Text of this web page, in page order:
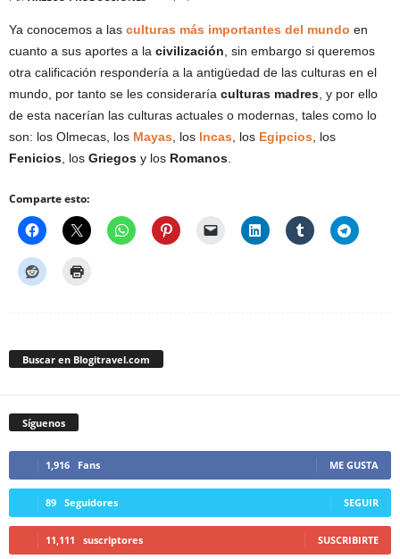
Ya conocemos a las culturas más importantes del mundo en
cuanto a sus aportes a la civilización, sin embargo si queremos
otra calificación respondería a la antigüedad de las culturas en el
mundo, por tanto se les consideraría culturas madres, y por ello
de esta nacerían las culturas actuales o modernas, tales como lo
son: los Olmecas, los Mayas, los Incas, los Egipcios, los
Fenicios, los Griegos y los Romanos.
Comparte esto:
Buscar en Blogitravel.com
Síguenos
1,916 Fans ME GUSTA
89 Seguidores SEGUIR
11,111 suscriptores SUSCRIBIRTE